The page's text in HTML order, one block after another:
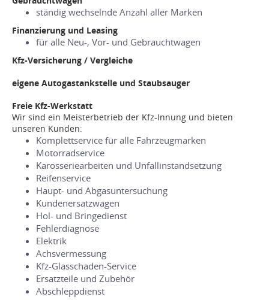
ständig wechselnde Anzahl aller Marken
Finanzierung und Leasing
für alle Neu-, Vor- und Gebrauchtwagen
Kfz-Versicherung / Vergleiche
eigene Autogastankstelle und Staubsauger
Freie Kfz-Werkstatt
Wir sind ein Meisterbetrieb der Kfz-Innung und bieten
unseren Kunden:
Komplettservice für alle Fahrzeugmarken
Motorradservice
Karosseriearbeiten und Unfallinstandsetzung
Reifenservice
Haupt- und Abgasuntersuchung
Kundenersatzwagen
Hol- und Bringedienst
Fehlerdiagnose
Elektrik
Achsvermessung
Kfz-Glasschaden-Service
Ersatzteile und Zubehör
Abschleppdienst